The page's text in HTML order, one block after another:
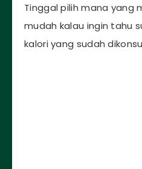
Tinggal pilih mana yang
mudah kalau ingin tahu
kalori yang sudah